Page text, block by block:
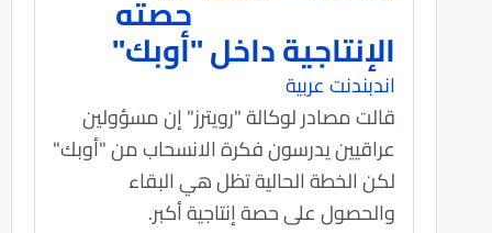
حصته
الإنتاجية داخل "أوبك"
اندبندنت عربية
قالت مصادر لوكالة "رويترز" ⁠إن ⁠مسؤولين
عراقيين يدرسون فكرة الانسحاب من "أوبك"
لكن الخطة الحالية تظل هي البقاء
والحصول على حصة إنتاجية أكبر.